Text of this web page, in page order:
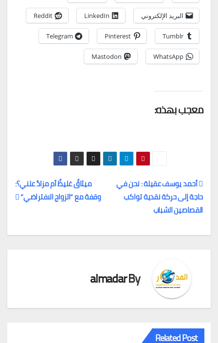
البريد الإلكتروني LinkedIn
Reddit
Tumblr
Pinterest
Telegram
WhatsApp
Mastodon
معجب بهذه:
تصفّح
المقالات
ميثاقٌ غليظٌ أم مزادٌ علني؟:
وقفة مع “الزواج الافتراضي”
أحمد يوسف عقيلة : نحن في
حاجة إلى حركة نقدية تواكب
القصاصين الشباب
By
almadar
Related Post